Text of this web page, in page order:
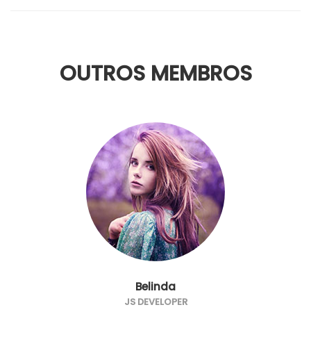
OUTROS MEMBROS
Belinda
JS DEVELOPER